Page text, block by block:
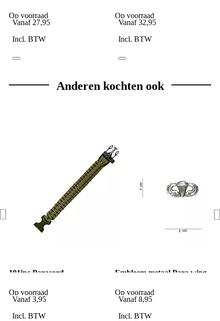
Perun
Op voorraad
Vanaf 27,95
Incl. BTW
2 Pro
Op voorraad
Vanaf 32,95
Incl. BTW
Anderen kochten ook
101inc Paracord
Op voorraad
Vanaf 3,95
Incl. BTW
Embleem metaal Para wing
Op voorraad
Vanaf 8,95
Incl. BTW